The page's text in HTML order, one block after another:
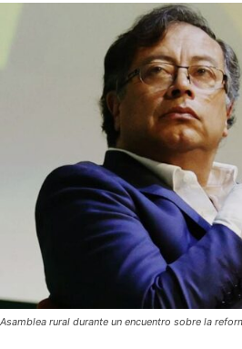
Asamblea rural durante un encuentro sobre la